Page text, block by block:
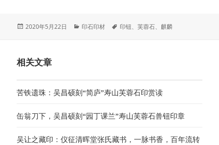
发
2020年5月22日
分
印石印材
标
印钮、芙蓉石、 麒麟
相关文章
苦铁遗珠：吴昌硕刻“简庐”寿山芙蓉石印赏读
缶翁刀下，吴昌硕刻“园丁课兰”寿山芙蓉石兽钮印章
吴让之藏印：仪征清晖堂张氏藏书，一脉书香，百年流转